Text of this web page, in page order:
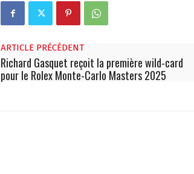
ARTICLE PRÉCÉDENT
Richard Gasquet reçoit la première wild-card
pour le Rolex Monte-Carlo Masters 2025